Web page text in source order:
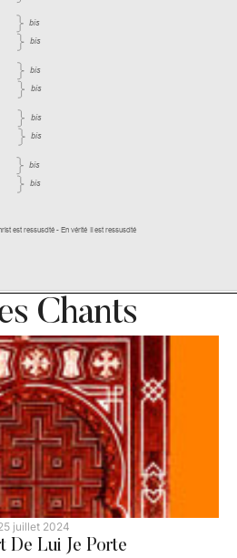
Chants
juillet 2024
De Lui Je Porte